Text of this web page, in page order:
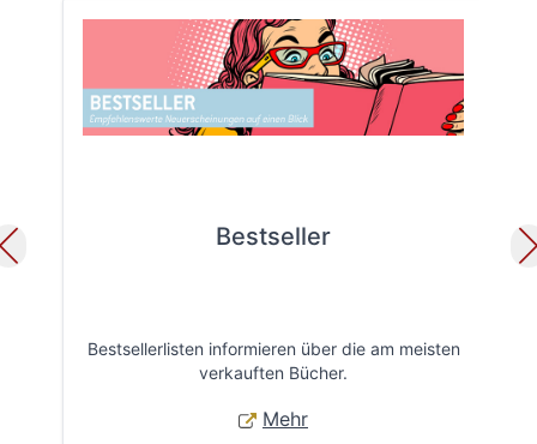
Bestseller
Bestsellerlisten informieren über die am meisten
verkauften Bücher.
Mehr